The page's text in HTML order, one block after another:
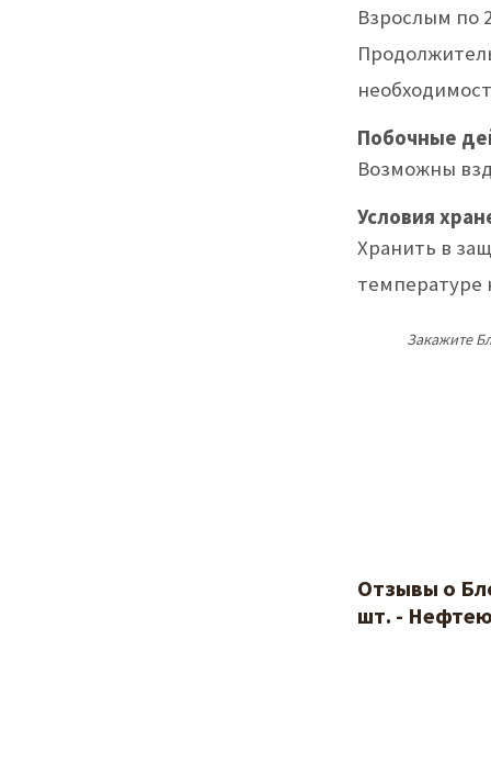
Взрослым по
Побочные
Возможны
Условия
Хранить в
температуре
Закажите
Отзывы о
шт. -